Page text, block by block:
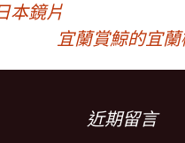
本鏡片
宜蘭賞鯨的宜
近期留言